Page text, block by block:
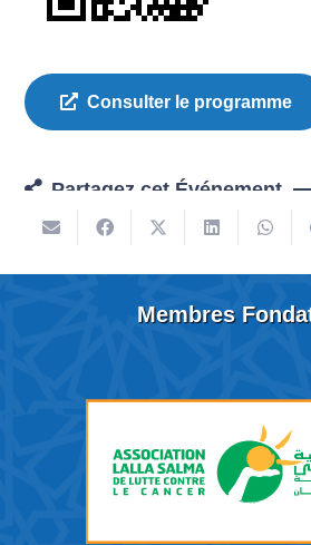
Consulter le programme
Partagez cet Événement
Membres